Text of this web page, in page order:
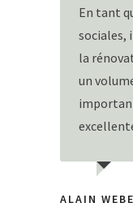
En tant
sociales,
la
un
ALAIN